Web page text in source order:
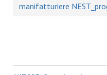
manifatturiere